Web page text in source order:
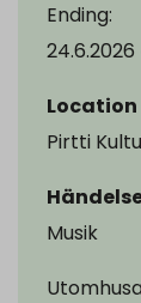
Ending:
24.6.2026
Location
Pirtti
Musik